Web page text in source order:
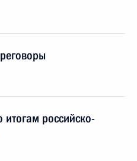
итогам российско-